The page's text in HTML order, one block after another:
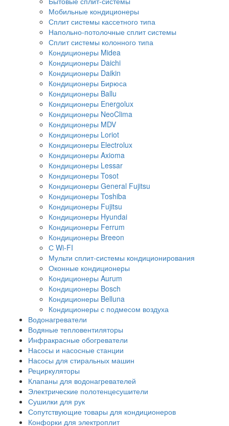
Мобильные кондиционеры
Сплит системы кассетного типа
Напольно-потолочные сплит системы
Сплит системы колонного типа
Кондиционеры Midea
Кондиционеры Daichi
Кондиционеры Daikin
Кондиционеры Бирюса
Кондиционеры Ballu
Кондиционеры Energolux
Кондиционеры NeoClima
Кондиционеры MDV
Кондиционеры Loriot
Кондиционеры Electrolux
Кондиционеры Axioma
Кондиционеры Lessar
Кондиционеры Tosot
Кондиционеры General Fujitsu
Кондиционеры Toshiba
Кондиционеры Fujitsu
Кондиционеры Hyundai
Кондиционеры Ferrum
Кондиционеры Breeon
С Wi-FI
Мульти сплит-системы кондиционирования
Оконные кондиционеры
Кондиционеры Aurum
Кондиционеры Bosch
Кондиционеры Belluna
Кондиционеры с подмесом воздуха
Водонагреватели
Водяные тепловентиляторы
Инфракрасные обогреватели
Насосы и насосные станции
Насосы для стиральных машин
Рециркуляторы
Клапаны для водонагревателей
Электрические полотенцесушители
Сушилки для рук
Сопутствующие товары для кондиционеров
Конфорки для электроплит